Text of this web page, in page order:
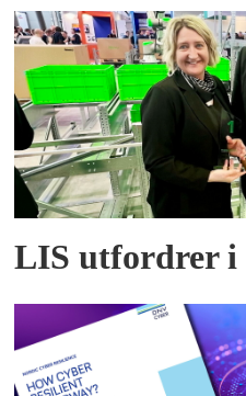
LIS utfordrer i